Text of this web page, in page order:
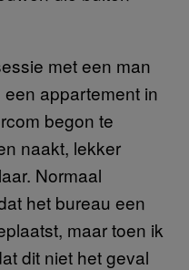
met een man
appartement in
begon te
naakt, lekker
Normaal
het bureau een
maar toen ik
dit niet het geval